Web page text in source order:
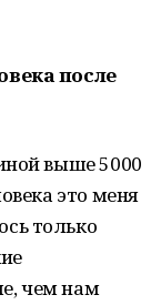
после
выше 5000
это меня
только
чем нам